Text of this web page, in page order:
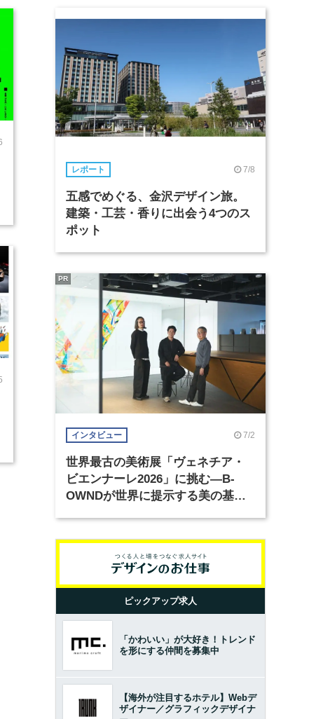
レポート 7/8
五感でめぐる、金沢デザイン旅。
建築・工芸・香りに出会う4つのス
ポット
インタビュー 7/2
世界最古の美術展「ヴェネチア・
ビエンナーレ2026」に挑む―B-
OWNDが世界に提示する美の基準
PR
ピックアップ求人
「かわいい」が大好き！トレンド
を形にする仲間を募集中
【海外が注目するホテル】Webデ
ザイナー／グラフィックデザイナ